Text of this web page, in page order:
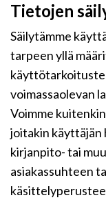
Tietojen
Säilytämme
tarpeen yllä
voimassaolevan
Voimme
joitakin käyttäjän
kirjanpito- tai
asiakassuhteen